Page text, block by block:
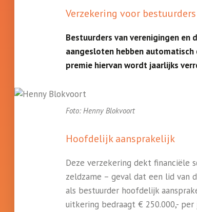
Verzekering voor
Bestuurders van verenigingen en
aangesloten hebben automatisch
premie hiervan wordt jaarlijks
Foto: Henny Blokvoort
Hoofdelijk aansprakelijk
Deze verzekering dekt financiële
zeldzame – geval dat een lid van
als bestuurder hoofdelijk
uitkering bedraagt € 250.000,- per